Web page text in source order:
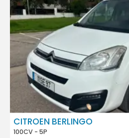
CITROEN BERLINGO
100CV - 5P